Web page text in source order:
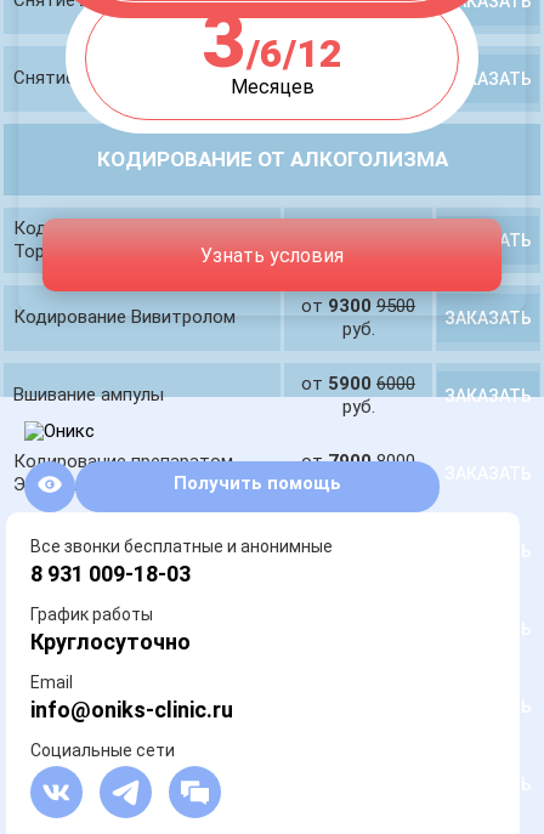
Снятие ломки в стационаре от6600
ЗАКАЗАТЬ
КОДИРОВАНИЕ ОТ АЛКОГОЛИЗМА
Кодирование с помощью
Торпедо
руб.
ЗАКАЗАТЬ
Кодирование Вивитролом от 9300 9500
руб.
ЗАКАЗАТЬ
Вшивание ампулы от 5900 6000
руб.
ЗАКАЗАТЬ
Кодирование препаратом
Эспераль
от79008000
Кодирование уколом от4700
Кодирование по методу
Довженко
Двойной блок
Снятие кодировки
3/6/12
Месяцев
Узнать условия
Получить помощь
Все звонки бесплатные и анонимные
8 931 009-18-03
График работы
Круглосуточно
Email
info@oniks-clinic.ru
Социальные сети